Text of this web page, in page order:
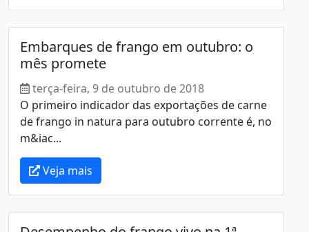
Embarques de frango em outubro: o
mês promete
terça-feira, 9 de outubro de 2018
O primeiro indicador das exportações de carne
de frango in natura para outubro corrente é, no
m&iac...
Veja mais